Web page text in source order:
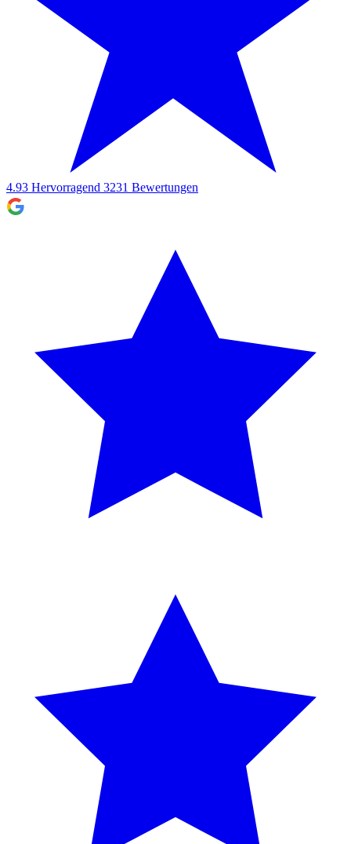
4.93 Hervorragend 3231 Bewertungen